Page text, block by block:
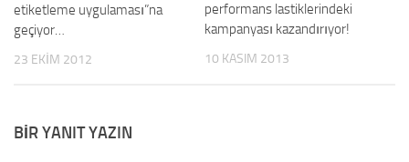
etiketleme uygulaması”na
geçiyor…
23 EKIM 2012
performans lastiklerindeki
kampanyası kazandırıyor!
10 KASIM 2013
BIR YANIT YAZIN